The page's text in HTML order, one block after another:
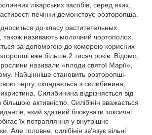
лікарських засобів, серед яких,
печінки демонструє розторопша.
до класу раститетельных
також називають молочний чортополох.
за допомогою до коморою корисних
вже більше 2 тисяч років. Відомо,
називали «плоди святої Марії»,
Найцінніше становить розторопші-
чергу, складається з силибинина,
Силибинина відрізняється від
активністю. Силібінін вважається
який здатний блокувати токсичні
їх потрапляння у внутрішнє
Але головне, силібінін зв'язує вільні